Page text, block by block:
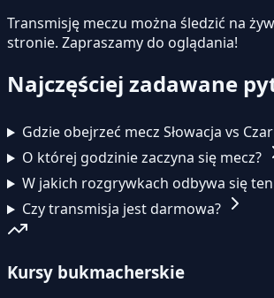
Transmisję meczu można śledzić na
stronie. Zapraszamy do oglądania!
Najczęściej zadawane
Gdzie obejrzeć mecz Słowacja vs
O której godzinie zaczyna się mecz?
W jakich rozgrywkach odbywa się
Czy transmisja jest darmowa?
Kursy bukmacherskie